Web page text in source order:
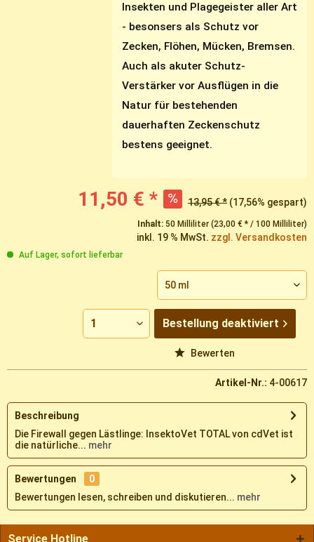
Insekten und Plagegeister aller Art
- besonsers als Schutz vor
Zecken, Flöhen, Mücken, Bremsen.
Auch als akuter Schutz-
Verstärker vor Ausflügen in die
Natur für bestehenden
dauerhaften Zeckenschutz
bestens geeignet.
11,50 € * 13,95 € * (17,56% gespart)
Inhalt: 50 Milliliter (23,00 € * / 100 Milliliter)
inkl. 19 % MwSt. zzgl. Versandkosten
Auf Lager, sofort lieferbar
Bestellung deaktiviert
Bewerten
Artikel-Nr.: 4-00617
Beschreibung
Die Firewall gegen Lästlinge: InsektoVet TOTAL von cdVet ist
die natürliche... mehr
Bewertungen
0
Bewertungen lesen, schreiben und diskutieren... mehr
Service Hotline